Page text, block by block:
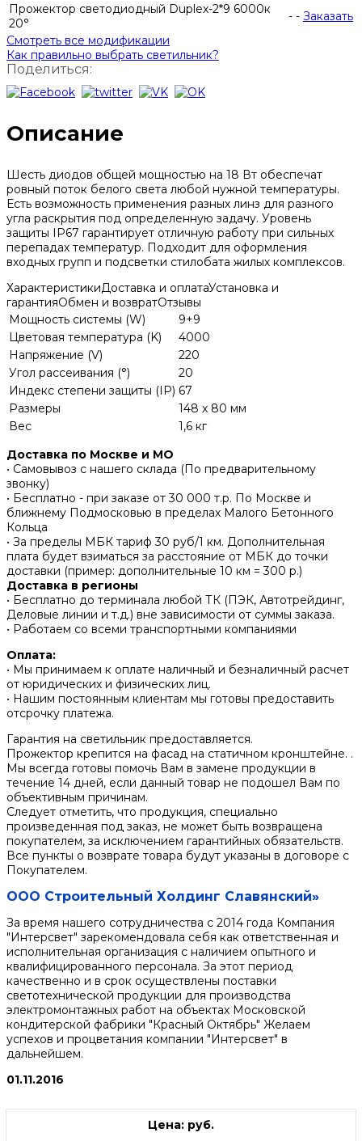
Прожектор светодиодный Duplex-2*9 6000к
20°
- - Заказать
Смотреть все модификации
Как правильно выбрать светильник?
Поделиться:
Описание
Шесть диодов общей мощностью на 18 Вт обеспечат
ровный поток белого света любой нужной температуры.
Есть возможность применения разных линз для разного
угла раскрытия под определенную задачу. Уровень
защиты IP67 гарантирует отличную работу при сильных
перепадах температур. Подходит для оформления
входных групп и подсветки стилобата жилых комплексов.
ХарактеристикиДоставка и оплатаУстановка и
гарантияОбмен и возвратОтзывы
Мощность системы (W)
9+9
Цветовая температура (K)
4000
Напряжение (V)
220
Угол рассеивания (°)
20
Индекс степени защиты (IP) 67
Размеры
148 x 80 мм
Вес
1,6 кг
Доставка по Москве и МО
• Самовывоз с нашего склада (По предварительному
звонку)
• Бесплатно - при заказе от 30 000 т.р. По Москве и
ближнему Подмосковью в пределах Малого Бетонного
Кольца
• За пределы МБК тариф 30 руб/1 км. Дополнительная
плата будет взиматься за расстояние от МБК до точки
доставки (пример: дополнительные 10 км = 300 р.)
Доставка в регионы
• Бесплатно до терминала любой ТК (ПЭК, Автотрейдинг,
Деловые линии и т.д.) вне зависимости от суммы заказа.
• Работаем со всеми транспортными компаниями
Оплата:
• Мы принимаем к оплате наличный и безналичный расчет
от юридических и физических лиц.
• Нашим постоянным клиентам мы готовы предоставить
отсрочку платежа.
Гарантия на светильник предоставляется.
Прожектор крепится на фасад на статичном кронштейне. .
Мы всегда готовы помочь Вам в замене продукции в
течение 14 дней, если данный товар не подошел Вам по
объективным причинам.
Следует отметить, что продукция, специально
произведенная под заказ, не может быть возвращена
покупателем, за исключением гарантийных обязательств.
Все пункты о возврате товара будут указаны в договоре с
Покупателем.
ООО Строительный Холдинг Славянский»
За время нашего сотрудничества с 2014 года Компания
"Интерсвет" зарекомендовала себя как ответственная и
исполнительная организация с наличием опытного и
квалифицированного персонала. За этот период
качественно и в срок осуществлены поставки
светотехнической продукции для производства
электромонтажных работ на объектах Московской
кондитерской фабрики "Красный Октябрь" Желаем
успехов и процветания компании "Интерсвет" в
дальнейшем.
01.11.2016
Цена: руб.